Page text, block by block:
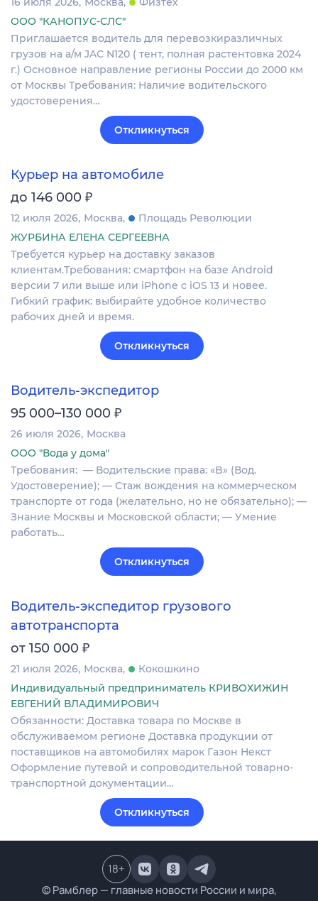
ООО "КАНОПУС-СЛС"
Приглашается водитель для перевозкиразличных
грузов на а/м JAC N120 ( тент, полная растентовка 2024
г.) Основное направление регионы России до 2000 км
от Москвы Требования: Наличие водительского
удостоверения…
Откликнуться
Курьер на автомобиле
до 146 000 ₽
12 июля 2026 Москва
Площадь Революции
ЖУРБИНА ЕЛЕНА СЕРГЕЕВНА
Требуется курьер на доставку заказов
клиентам.Требования: смартфон на базе Android
версии 7 или выше или iPhone с iOS 13 и новее.
Гибкий график: выбирайте удобное количество
рабочих дней и время.
Откликнуться
Водитель-экспедитор
95 000–130 000 ₽
26 июля 2026 Москва
ООО "Вода у дома"
Требования: ​​​​​ — Водительские права: «B» (Вод.
Удостоверение); — Стаж вождения на коммерческом
транспорте от года (желательно, но не обязательно); —
Знание Москвы и Московской области; — Умение
работать…
Откликнуться
Водитель-экспедитор грузового
автотранспорта
от 150 000 ₽
21 июля 2026 Москва
Кокошкино
Индивидуальный предприниматель КРИВОХИЖИН
ЕВГЕНИЙ ВЛАДИМИРОВИЧ
Обязанности: Доставка товара по Москве в
обслуживаемом регионе Доставка продукции от
поставщиков на автомобилях марок Газон Некст
Оформление путевой и сопроводительной товарно-
транспортной документации…
Откликнуться
© Рамблер — главные новости России и мира,
18+